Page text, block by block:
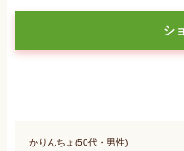
シ
かりんちょ(50代・男性)